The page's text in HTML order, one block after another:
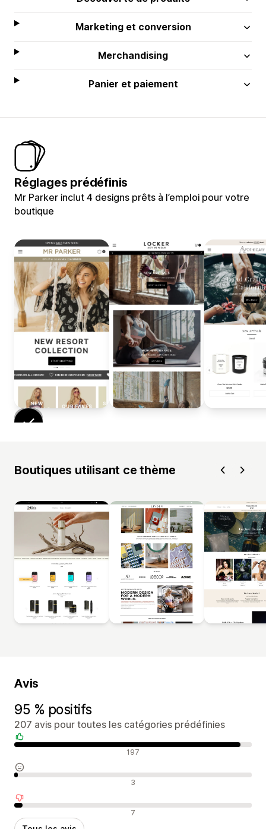
Marketing et conversion
Merchandising
Panier et paiement
Réglages prédéfinis
Mr Parker inclut 4 designs prêts à l’emploi pour votre
boutique
Boutiques utilisant ce thème
Avis
95 % positifs
207 avis pour toutes les catégories prédéfinies
Avis positifs 197
Avis neutres 3
Avis négatifs 7